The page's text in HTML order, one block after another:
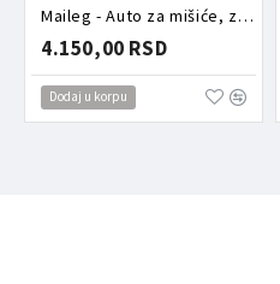
Maileg - Auto za mišiće, zeleni
4.150,00 RSD
Dodaj u korpu